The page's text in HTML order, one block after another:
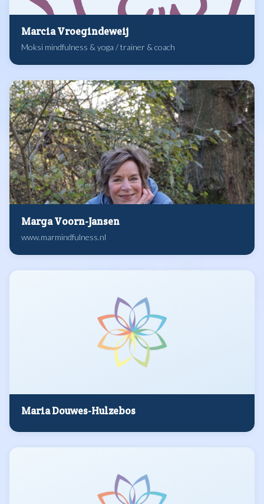
Marcia Vroegindeweij
Moksi mindfulness & yoga / trainer & coach
Marga Voorn-Jansen
www.marmindfulness.nl
Maria Douwes-Hulzebos